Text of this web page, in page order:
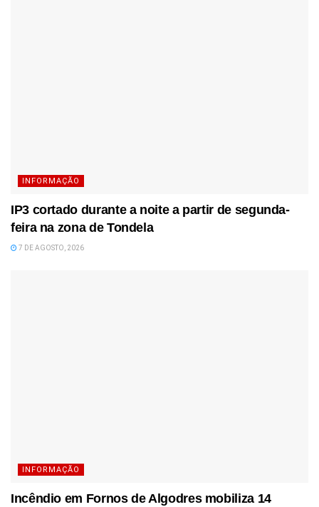
INFORMAÇÃO
IP3 cortado durante a noite a partir de segunda-
feira na zona de Tondela
7 DE AGOSTO, 2026
INFORMAÇÃO
Incêndio em Fornos de Algodres mobiliza 14